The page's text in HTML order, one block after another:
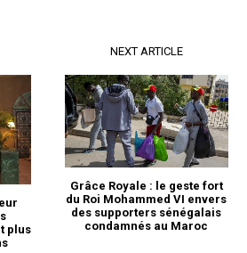
plus
NEXT ARTICLE
Grâce Royale : le geste fort
du Roi Mohammed VI envers
des supporters sénégalais
condamnés au Maroc